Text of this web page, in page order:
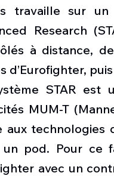
travaille sur un
Research
à distance,
d’Eurofighter,
STAR est
MUM-T
aux technologies
un pod. Pour ce
avec un